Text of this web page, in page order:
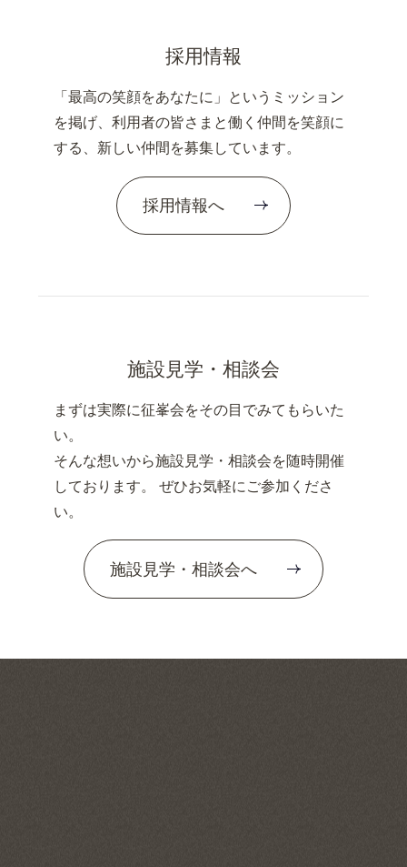
採用情報
「最高の笑顔をあなたに」というミッション
を掲げ、利用者の皆さまと働く仲間を笑顔に
する、新しい仲間を募集しています。
採用情報へ
施設見学・相談会
まずは実際に征峯会をその目でみてもらいた
い。
そんな想いから施設見学・相談会を随時開催
しております。 ぜひお気軽にご参加くださ
い。
施設見学・相談会へ